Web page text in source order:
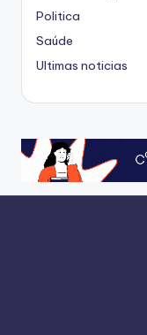
Politica
Saúde
Ultimas noticias